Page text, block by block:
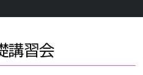
講習会